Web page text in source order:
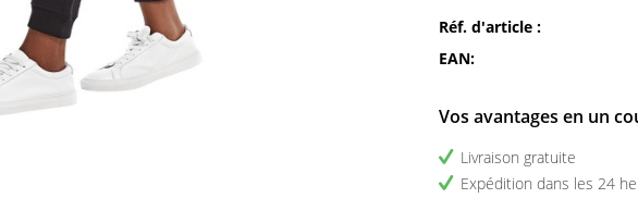
Réf. d'article :
EAN:
Vos avantages en un
Livraison gratuite
Expédition dans les 24